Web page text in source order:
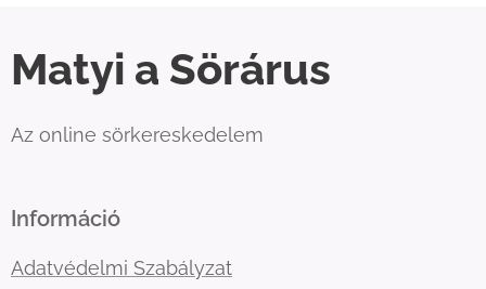
Matyi a Sörárus
Az online sörkereskedelem
Információ
Adatvédelmi Szabályzat